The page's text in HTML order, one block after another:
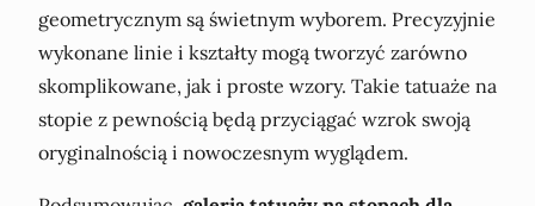
geometrycznym są świetnym wyborem. Precyzyjnie
wykonane linie i kształty mogą tworzyć zarówno
skomplikowane, jak i proste wzory. Takie tatuaże na
stopie z pewnością będą przyciągać wzrok swoją
oryginalnością i nowoczesnym wyglądem.